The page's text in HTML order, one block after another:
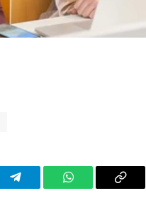
Telegram WhatsAppCopy